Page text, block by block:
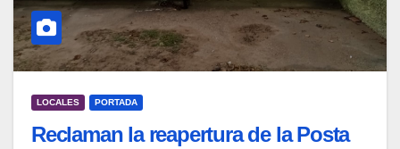
LOCALES PORTADA
Reclaman la reapertura de la Posta